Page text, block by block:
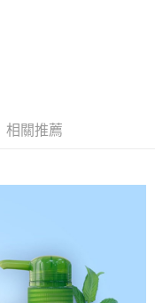
相關推薦